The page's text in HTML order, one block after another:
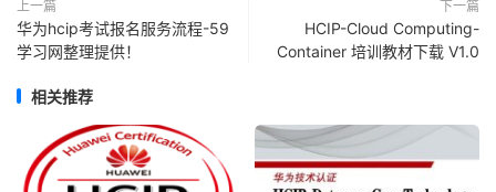
上一篇
华为hcip考试报名服务流程-59
学习网整理提供！
下一篇
HCIP-Cloud Computing-
Container 培训教材下载 V1.0
相关推荐